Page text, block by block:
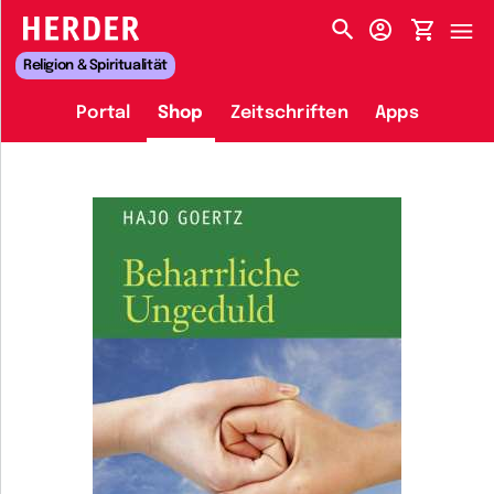
HERDER-MENÜ
Religion & Spiritualität
Portal Shop Zeitschriften Apps